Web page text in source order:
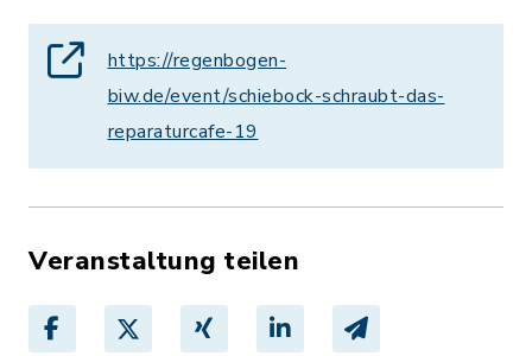
https://regenbogen-
biw.de/event/schiebock-schraubt-das-
reparaturcafe-19
Veranstaltung teilen